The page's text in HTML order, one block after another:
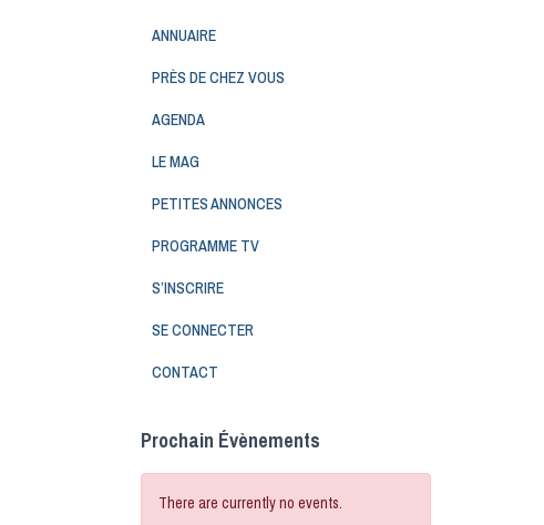
ANNUAIRE
PRÈS DE CHEZ VOUS
AGENDA
LE MAG
PETITES ANNONCES
PROGRAMME TV
S’INSCRIRE
SE CONNECTER
CONTACT
Prochain Évènements
There are currently no events.